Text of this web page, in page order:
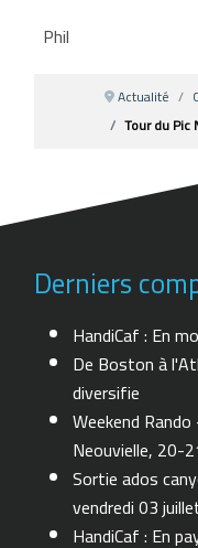
Phil
Actualité
Tour du Pic
Derniers
HandiCaf : En
De Boston à
diversifie
Weekend
Neouvielle, 20-
Sortie ados
vendredi 03
HandiCaf : En